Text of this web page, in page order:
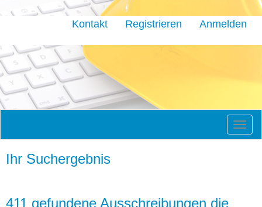
Kontakt Registrieren Anmelden
Ihr Suchergebnis
411 gefundene Ausschreibungen die